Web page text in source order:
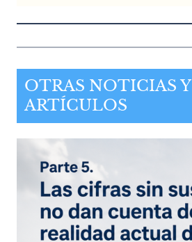
OTRAS NOTICIAS Y
ARTÍCULOS